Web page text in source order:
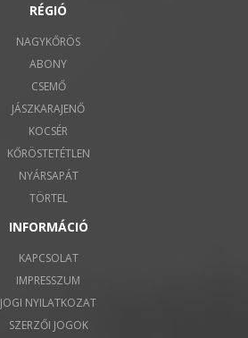
RÉGIÓ
NAGYKŐRÖS
ABONY
CSEMŐ
JÁSZKARAJENŐ
KOCSÉR
KŐRÖSTETÉTLEN
NYÁRSAPÁT
TÖRTEL
INFORMÁCIÓ
KAPCSOLAT
IMPRESSZUM
JOGI NYILATKOZAT
SZERZŐI JOGOK